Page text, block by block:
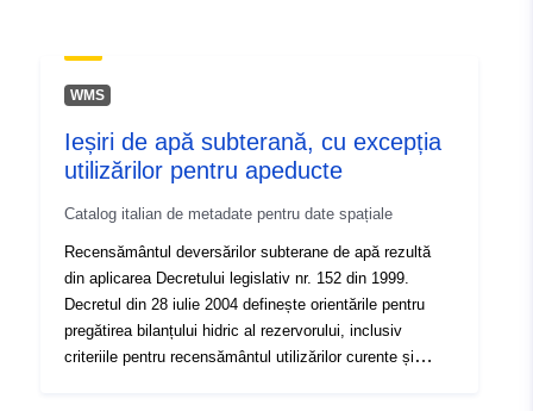
Identificatori:
uriRef:
http://data.europa.eu/88u/dataset/
m5882-cc-i9430
WMS
Ieșiri de apă subterană, cu excepția
utilizărilor pentru apeducte
Catalog italian de metadate pentru date spațiale
Recensământul deversărilor subterane de apă rezultă
din aplicarea Decretului legislativ nr. 152 din 1999.
Decretul din 28 iulie 2004 definește orientările pentru
pregătirea bilanțului hidric al rezervorului, inclusiv
criteriile pentru recensământul utilizărilor curente și